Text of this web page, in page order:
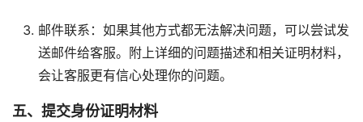
邮件联系：如果其他方式都无法解决问题，可以尝试发
送邮件给客服。附上详细的问题描述和相关证明材料，
会让客服更有信心处理你的问题。
五、提交身份证明材料